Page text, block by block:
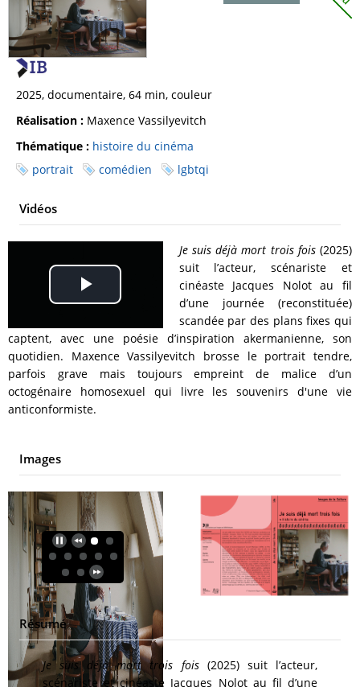
2025, documentaire, 64 min, couleur
Réalisation : Maxence Vassilyevitch
Thématique : histoire du cinéma
portrait
comédien lgbtqi
Vidéos
Play
Video
Je suis déjà mort trois fois(2025)
suit l’acteur, scénariste et
cinéaste Jacques Nolot au fil
d’une journée (reconstituée)
scandée par des plans fixes qui
captent, avec une poésie d’inspiration akermanienne, son
quotidien. Maxence Vassilyevitch brosse le portrait tendre,
parfois grave mais toujours empreint de malice d’un
octogénaire homosexuel qui livre les souvenirs d'une vie
anticonformiste.
Images
Résumé
Je suis déjà mort trois fois (2025) suit l’acteur,
scénariste et cinéaste Jacques Nolot au fil d’une